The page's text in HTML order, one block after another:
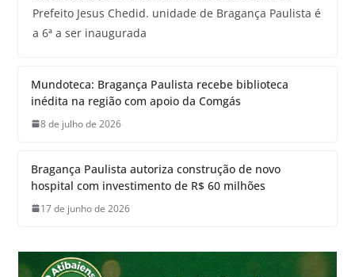
Prefeito Jesus Chedid. unidade de Bragança Paulista é
a 6ª a ser inaugurada
Mundoteca: Bragança Paulista recebe biblioteca
inédita na região com apoio da Comgás
8 de julho de 2026
Bragança Paulista autoriza construção de novo
hospital com investimento de R$ 60 milhões
17 de junho de 2026